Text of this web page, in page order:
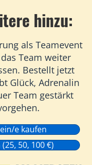
hinzu:
als Teamevent
Team weiter
Bestellt jetzt
Glück, Adrenalin
Team gestärkt
e kaufen
50, 100 €)